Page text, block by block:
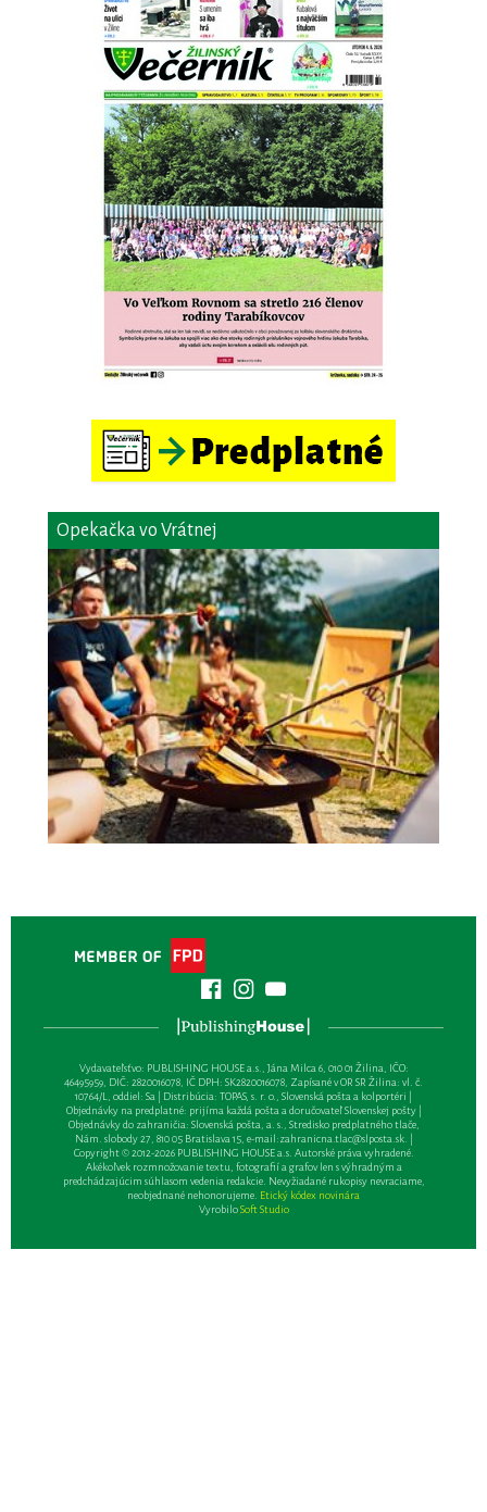
Opekačka vo Vrátnej
Vydavateľsťvo: PUBLISHING HOUSE a.s., Jána Milca 6, 010 01 Žilina, IČO:
46495959, DIČ: 2820016078, IČ DPH: SK2820016078, Zapísané v OR SR Žilina: vl. č.
10764/L, oddiel: Sa | Distribúcia: TOPAS, s. r. o., Slovenská pošta a kolportéri |
Objednávky na predplatné: prijíma každá pošta a doručovateľ Slovenskej pošty |
Objednávky do zahraničia: Slovenská pošta, a. s., Stredisko predplatného tlače,
Nám. slobody 27, 810 05 Bratislava 15, e-mail:zahranicna.tlac@slposta.sk. |
Copyright © 2012-2026 PUBLISHING HOUSE a.s. Autorské práva vyhradené.
Akékoľvek rozmnožovanie textu, fotografií a grafov len s výhradným a
predchádzajúcim súhlasom vedenia redakcie. Nevyžiadané rukopisy nevraciame,
neobjednané nehonorujeme. Etický kódex novinára
VyrobiloSoft Studio